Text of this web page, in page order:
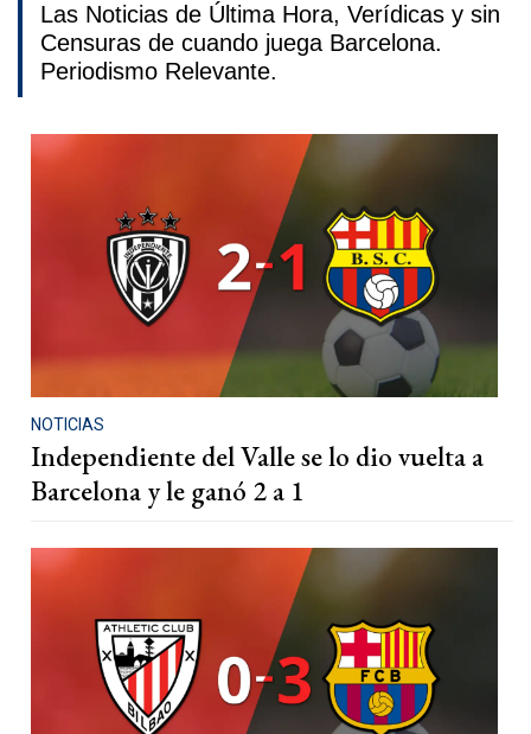
Las Noticias de Última Hora, Verídicas y sin
Censuras de cuando juega Barcelona.
Periodismo Relevante.
NOTICIAS
Independiente del Valle se lo dio vuelta a
Barcelona y le ganó 2 a 1